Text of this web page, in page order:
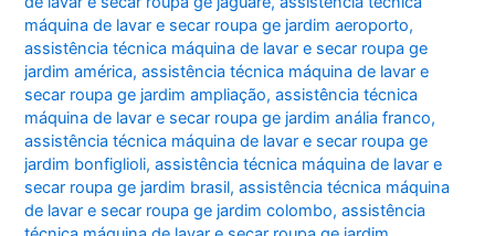
máquina de lavar e secar roupa ge jardim aeroporto,
assistência técnica máquina de lavar e secar roupa ge
jardim américa,assistência técnica máquina de lavar e
secar roupa ge jardim ampliação,assistência técnica
máquina de lavar e secar roupa ge jardim anália franco,
assistência técnica máquina de lavar e secar roupa ge
jardim bonfiglioli,assistência técnica máquina de lavar e
secar roupa ge jardim brasil,assistência técnica máquina
de lavar e secar roupa ge jardim colombo,assistência